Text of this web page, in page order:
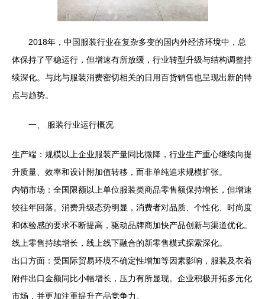
2018年，中国服装行业在复杂多变的国内外经济环境中，总
体保持了平稳运行，但增速有所放缓，行业转型升级与结构调整持
续深化。与此与服装消费密切相关的日用百货销售也呈现出新的特
点与趋势。
一、 服装行业运行概况
生产端：规模以上企业服装产量同比微降，行业生产重心继续向提
升质量、效率和设计附加值转移，而非单纯追求规模扩张。
内销市场：全国限额以上单位服装类商品零售额保持增长，但增速
较往年回落。消费升级态势明显，消费者对品质、个性化、时尚度
和体验感的要求不断提高，驱动品牌商加快产品创新与渠道优化。
线上零售持续增长，线上线下融合的新零售模式探索深化。
出口方面：受国际贸易环境不确定性增加等因素影响，服装及衣着
附件出口金额同比小幅增长，压力有所显现。企业积极开拓多元化
市场，并更加注重提升产品竞争力。